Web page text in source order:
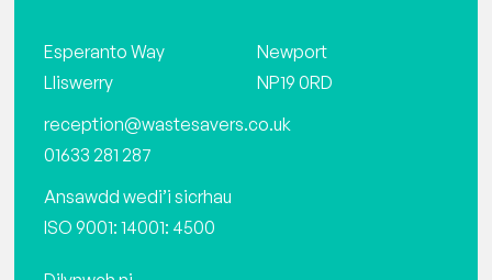
Esperanto Way
Lliswerry
Newport
NP19 0RD
reception@wastesavers.co.uk
01633 281 287
Ansawdd wedi’i sicrhau
ISO 9001: 14001: 4500